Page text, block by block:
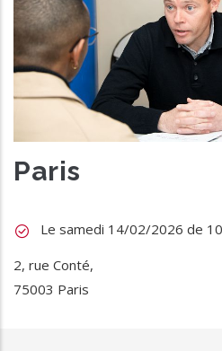
Paris
Le samedi 14/02/2026 de
2, rue Conté,
75003 Paris